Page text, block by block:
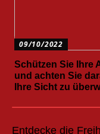
09/10/2022
Schützen Sie Ihre
und achten Sie
Ihre Sicht zu
Entdecke die